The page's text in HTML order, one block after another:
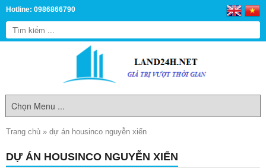
Hotline: 0986866790
Trang chủ » dự án housinco nguyễn xiển
DỰ ÁN HOUSINCO NGUYỄN XIỂN